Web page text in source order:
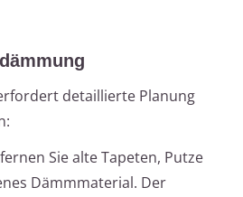
detaillierte Planung
Sie alte Tapeten, Putze
Dämmmaterial. Der